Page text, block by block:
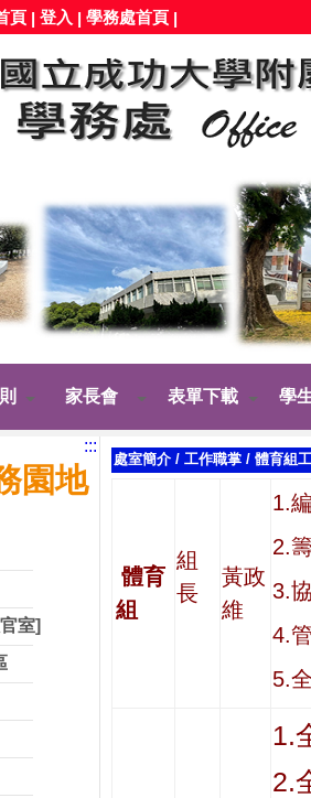
頁 | 登入 | 學務處首頁 |
家長會 表單下載 學
園地
室]
:::
處室簡介 / 工作職掌 / 體育組
體育
組
組
長
黃政
維
1.
2.
3.
4.
5.
1.
2.